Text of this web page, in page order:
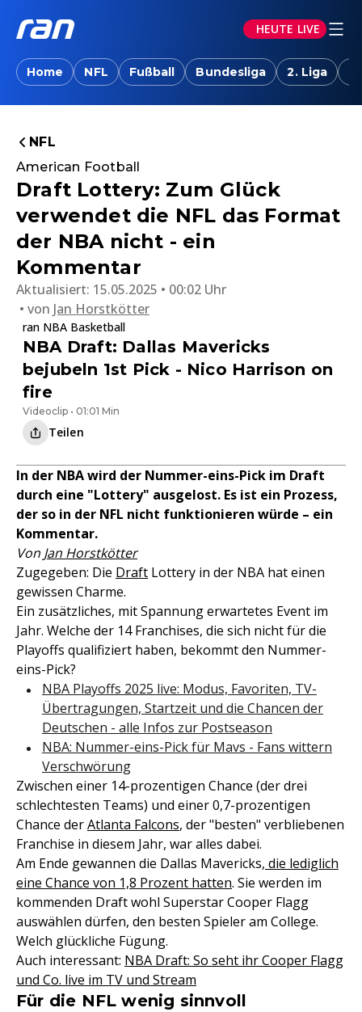
HEUTE LIVE
Home NFL Fußball Bundesliga 2. Liga
NFL
American Football
Draft Lottery: Zum Glück
verwendet die NFL das Format
der NBA nicht - ein
Kommentar
Aktualisiert: 15.05.2025 • 00:02 Uhr
von Jan Horstkötter
ran NBA Basketball
NBA Draft: Dallas Mavericks
bejubeln 1st Pick - Nico Harrison on
fire
Videoclip • 01:01 Min
Teilen
In der NBA wird der Nummer-eins-Pick im Draft
durch eine "Lottery" ausgelost. Es ist ein Prozess,
der so in der NFL nicht funktionieren würde – ein
Kommentar.
Von Jan Horstkötter
Zugegeben: Die Draft Lottery in der NBA hat einen
gewissen Charme.
Ein zusätzliches, mit Spannung erwartetes Event im
Jahr. Welche der 14 Franchises, die sich nicht für die
Playoffs qualifiziert haben, bekommt den Nummer-
eins-Pick?
NBA Playoffs 2025 live: Modus, Favoriten, TV-
Übertragungen, Startzeit und die Chancen der
Deutschen - alle Infos zur Postseason
NBA: Nummer-eins-Pick für Mavs - Fans wittern
Verschwörung
Zwischen einer 14-prozentigen Chance (der drei
schlechtesten Teams) und einer 0,7-prozentigen
Chance derAtlanta Falcons, der "besten" verbliebenen
Franchise in diesem Jahr, war alles dabei.
Am Ende gewannen die Dallas Mavericks, die lediglich
eine Chance von 1,8 Prozent hatten. Sie werden im
kommenden Draft wohl Superstar Cooper Flagg
auswählen dürfen, den besten Spieler am College.
Welch glückliche Fügung.
Auch interessant: NBA Draft: So seht ihr Cooper Flagg
und Co. live im TV und Stream
Für die NFL wenig sinnvoll